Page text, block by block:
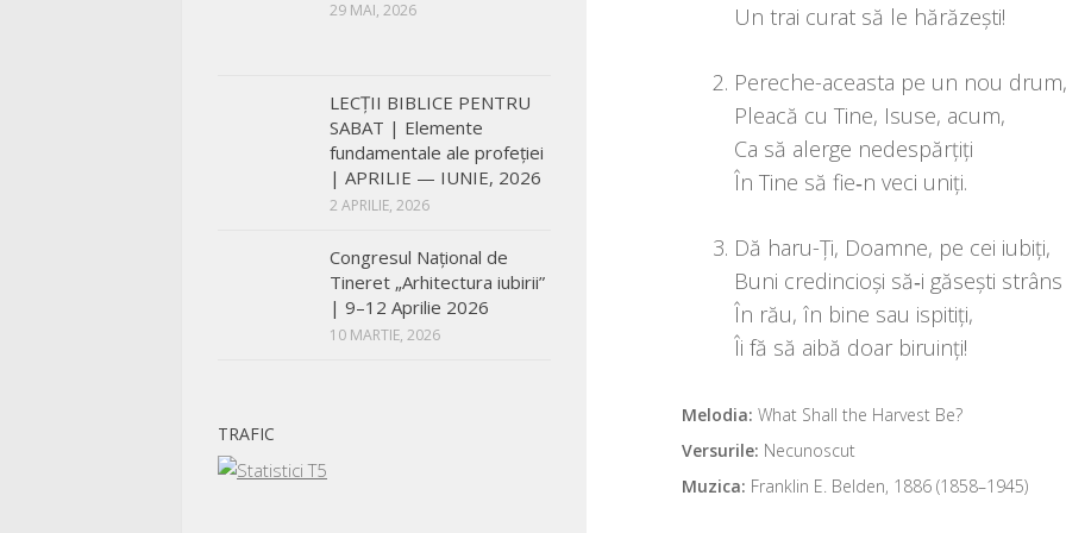
Un trai curat să le hărăzești!
Pereche-aceas­ta pe un nou drum,
Pleacă cu Tine, Isuse, acum,
Ca să aler­ge nedespărțiți
În Tine să fie‑n veci uniți.
Dă haru-Ți, Doamne, pe cei iubiți,
Buni cre­din­cioși să‑i găsești
În rău, în bine sau ispitiți,
Îi fă să aibă doar biruinți!
Melodia: What Shall the Harvest Be?
Versurile: Necunoscut
Muzica: Franklin E. Belden, 1886 (1858–1945)
29 MAI, 2026
LECŢII BIBLICE PENTRU
SABAT | Elemente
fundamentale ale profeției
| APRILIE — IUNIE, 2026
2 APRILIE, 2026
Congresul Național de
Tineret „Arhitectura iubirii”
| 9–12 Aprilie 2026
10 MARTIE, 2026
TRAFIC